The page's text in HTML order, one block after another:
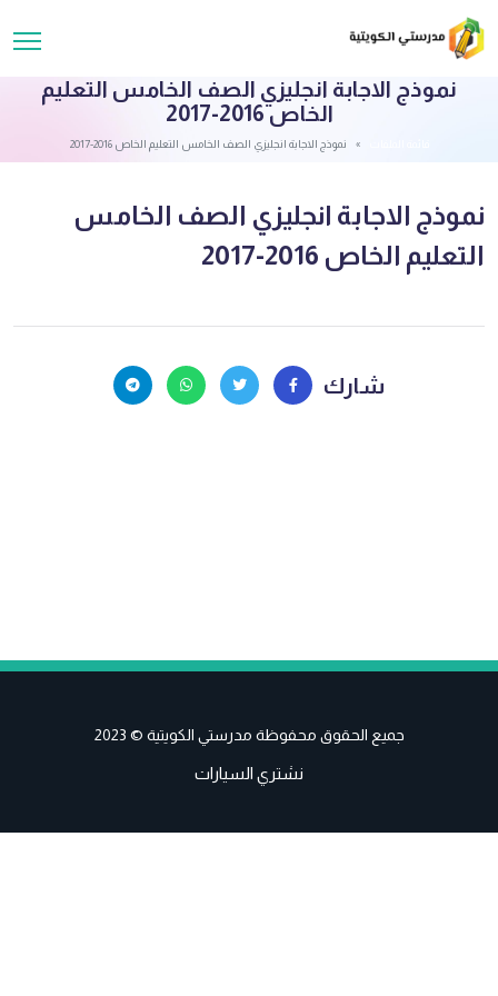
نموذج الاجابة انجليزي الصف الخامس التعليم
الخاص 2016-2017
نموذج الاجابة انجليزي الصف الخامس التعليم الخاص 2016-2017
نموذج الاجابة انجليزي الصف الخامس
التعليم الخاص 2016-2017
شارك
جميع الحقوق محفوظة مدرستي الكويتية © 2023
نشتري السيارات